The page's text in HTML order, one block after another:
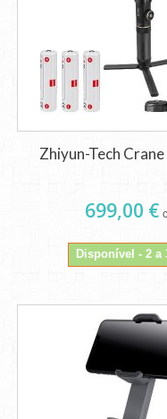
Zhiyun-Tech
699,00 €
Disponível - 2 a